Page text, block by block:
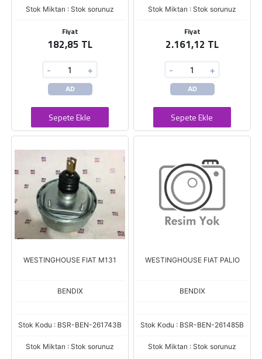
Stok Miktarı : Stok sorunuz
Fiyat
182,85 TL
- +
AD
Sepete Ekle
Stok Miktarı : Stok sorunuz
Fiyat
2.161,12 TL
- +
AD
Sepete Ekle
WESTINGHOUSE FIAT M131
BENDIX
Stok Kodu : BSR-BEN-261743B
Stok Miktarı : Stok sorunuz
WESTINGHOUSE FIAT PALIO
BENDIX
Stok Kodu : BSR-BEN-261485B
Stok Miktarı : Stok sorunuz